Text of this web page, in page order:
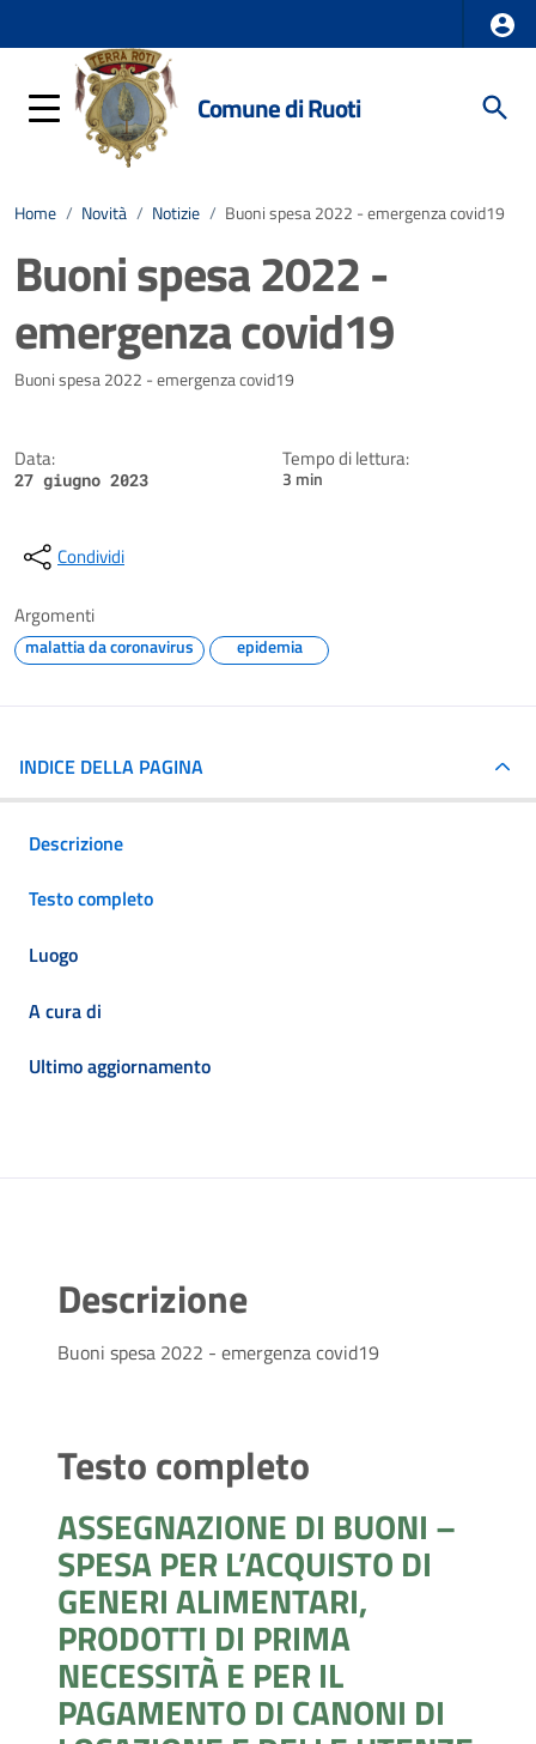
Comune di Ruoti
Home / Novità / Notizie / Buoni spesa 2022 - emergenza covid19
Buoni spesa 2022 -
emergenza covid19
Dettagli della notizia
Buoni spesa 2022 - emergenza covid19
Data:
27 giugno 2023
Tempo di lettura:
3 min
Condividi
Argomenti
malattia da coronavirus epidemia
INDICE DELLA PAGINA
Descrizione
Testo completo
Luogo
A cura di
Ultimo aggiornamento
Descrizione
Buoni spesa 2022 - emergenza covid19
Testo completo
ASSEGNAZIONE DI BUONI –
SPESA PER L’ACQUISTO DI
GENERI ALIMENTARI,
PRODOTTI DI PRIMA
NECESSITÀ E PER IL
PAGAMENTO DI CANONI DI